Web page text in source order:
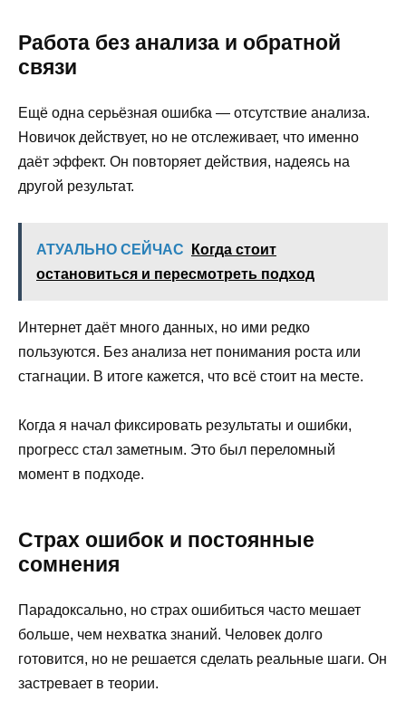
Работа без анализа и обратной
связи
Ещё одна серьёзная ошибка — отсутствие анализа.
Новичок действует, но не отслеживает, что именно
даёт эффект. Он повторяет действия, надеясь на
другой результат.
АТУАЛЬНО СЕЙЧАС
Когда стоит
остановиться и пересмотреть подход
Интернет даёт много данных, но ими редко
пользуются. Без анализа нет понимания роста или
стагнации. В итоге кажется, что всё стоит на месте.
Когда я начал фиксировать результаты и ошибки,
прогресс стал заметным. Это был переломный
момент в подходе.
Страх ошибок и постоянные
сомнения
Парадоксально, но страх ошибиться часто мешает
больше, чем нехватка знаний. Человек долго
готовится, но не решается сделать реальные шаги. Он
застревает в теории.